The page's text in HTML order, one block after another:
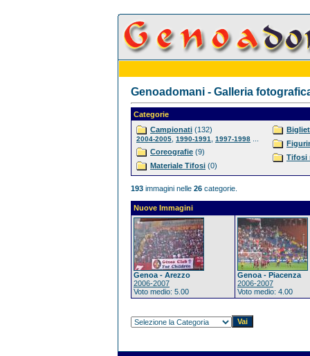
Genoadomani - Galleria
Categorie
Campionati (132)
2004-2005 1990-1991 1997-1998
Coreografie (9)
Materiale Tifosi (0)
Tifosi
193 immagini nelle 26 categorie.
Nuove Immagini
Genoa - Arezzo
2006-2007
Voto medio: 5.00
Genoa - Piacenza
2006-2007
Voto medio: 4.00